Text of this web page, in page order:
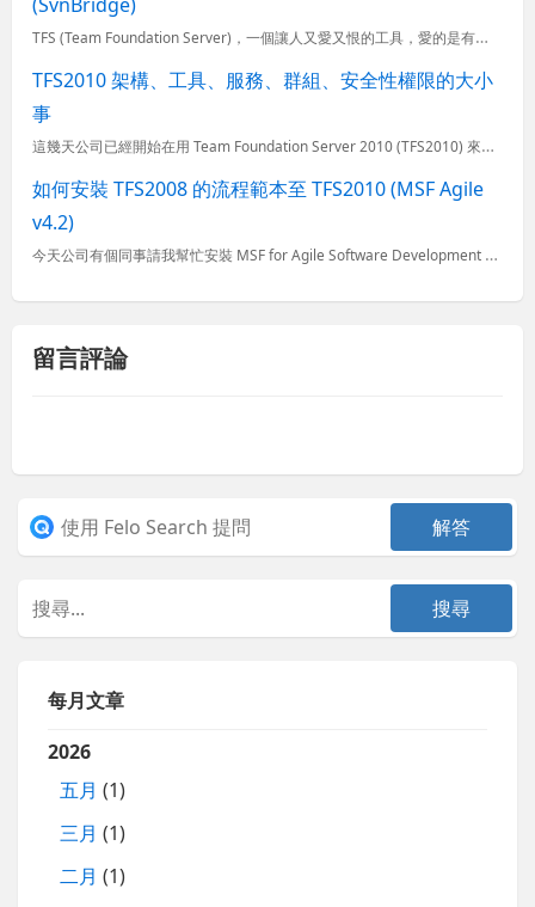
TFS (Team Foundation Server)，一個讓人又愛又恨的工具，愛的是有完整 ALM 功能，可以使用工作項目追蹤 bugs, tasks, scenarios, test cases
TFS2010 架構、工具、服務、群組、安全性權限的大小
事
這幾天公司已經開始在用 Team Foundation Server 2010 (TFS2010) 來管理專案，這套產品還真不是普通的複雜， 相較於 Subversion 來說真的大多了，不過對於基本
如何安裝 TFS2008 的流程範本至 TFS2010 (MSF Agile
v4.2)
今天公司有個同事請我幫忙安裝 MSF for Agile Software Development Process Template v4.2 流程範本到 TFS2010 給他使用，因為他日前比較熟悉
留言評論
每月文章
2026
五月 (1)
三月 (1)
二月 (1)